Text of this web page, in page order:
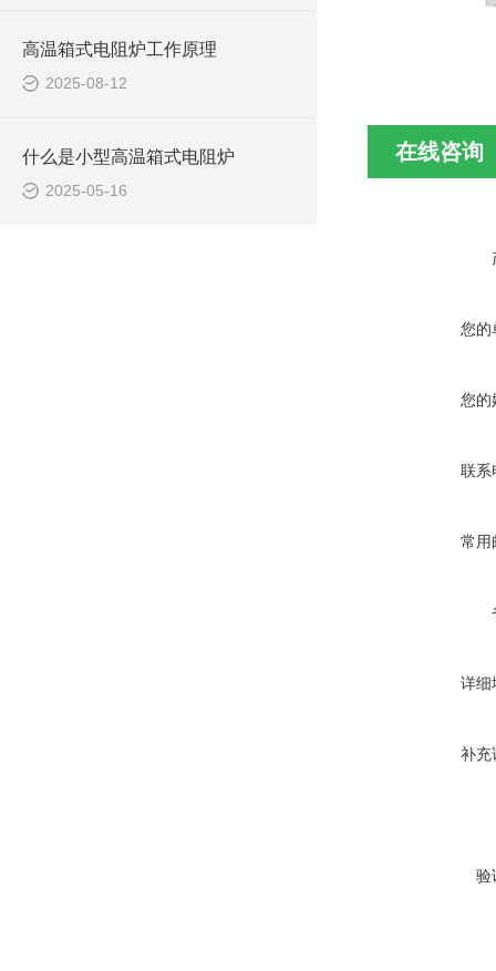
高温箱式电阻炉工作原理
2025-08-12
什么是小型高温箱式电阻炉
2025-05-16
在线咨询
您的
您的
联系
常用
详细
补充
验